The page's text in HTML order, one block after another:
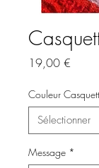
19,00 €
Couleur
Message *